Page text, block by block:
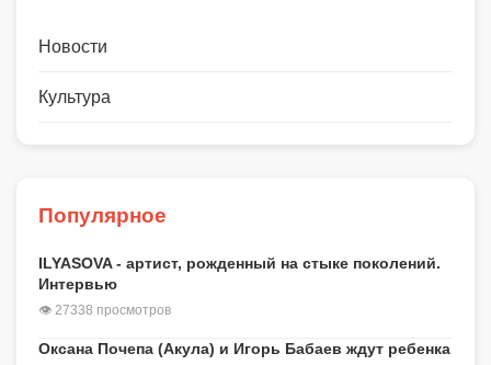
Новости
Культура
Популярное
ILYASOVA - артист, рожденный на стыке поколений.
Интервью
👁 27338 просмотров
Оксана Почепа (Акула) и Игорь Бабаев ждут ребенка